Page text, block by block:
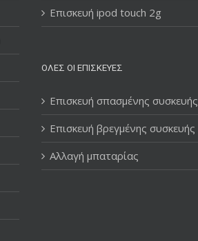
Επισκευή ipod touch 2g
ΌΛΕΣ ΟΙ ΕΠΙΣΚΕΥΈΣ
Επισκευή σπασμένης συσκευής
Επισκευή βρεγμένης συσκευής
Αλλαγή μπαταρίας